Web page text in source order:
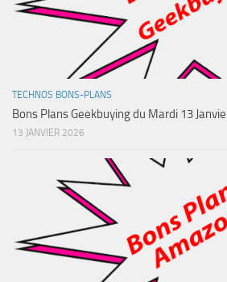
TECHNOS BONS-PLANS
Bons Plans Geekbuying du Mardi 13
13 JANVIER 2026